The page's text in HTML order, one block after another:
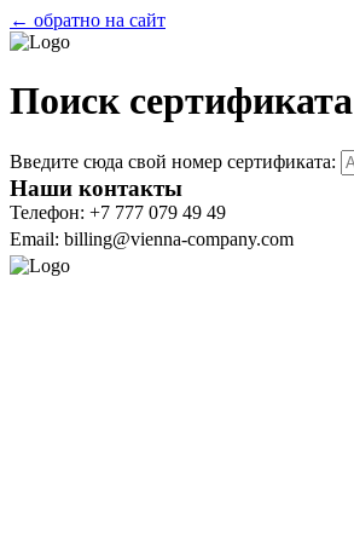
← обратно на сайт
Поиск сертификата
Введите сюда свой номер сертификата:
Наши контакты
Телефон: +7 777 079 49 49
Email: billing@vienna-company.com